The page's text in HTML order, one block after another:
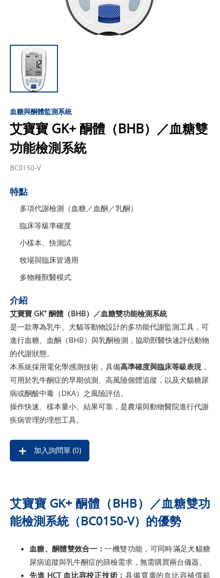
血糖與酮體監測系統
艾寶寶 GK+ 酮體（BHB）／血糖雙
功能檢測系統
BC0150-V
特點
多項代謝檢測（血糖／血酮／乳酮）
臨床等級準確度
小樣本、快測試
牧場與臨床皆適用
多物種獸醫模式
介紹
艾寶寶 GK+酮體（BHB）／血糖雙功能檢測系統
是一款專為乳牛、犬貓等動物設計的多功能代謝監測工具，可
進行血糖、血酮（BHB）與乳酮檢測，協助獸醫快速評估動物
的代謝狀態。
本系統採用電化學感測技術，具備高準確度與臨床等級表現，
可用於乳牛酮症的早期偵測、高風險個體追蹤，以及犬貓糖尿
病或酮酸中毒（DKA）之風險評估。
操作快速、樣本量小、結果可靠，是農場與動物醫院進行代謝
疾病管理的理想工具。
加入詢問單 (0)
艾寶寶 GK+ 酮體（BHB）／血糖雙功
能檢測系統（BC0150-V）的優勢
血糖、酮體雙效合一：一機雙功能，可同時滿足犬貓糖
尿病追蹤與乳牛酮症的篩檢需求，無需購買兩台儀器。
先進 HCT 血比容校正技術：具備寬廣的血比容補償範